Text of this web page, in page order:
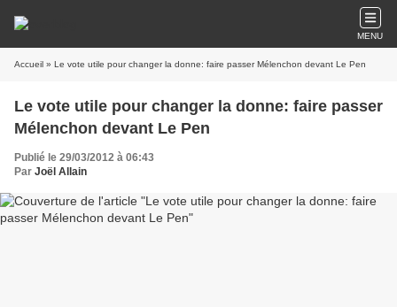
MENU
Accueil » Le vote utile pour changer la donne: faire passer Mélenchon devant Le Pen
Le vote utile pour changer la donne: faire passer
Mélenchon devant Le Pen
Publié le 29/03/2012 à 06:43
Par Joël Allain